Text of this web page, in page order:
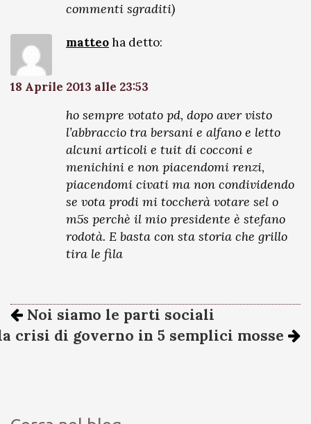
commenti sgraditi)
matteoha detto:
18 Aprile 2013 alle 23:53
ho sempre votato pd, dopo aver visto
l’abbraccio tra bersani e alfano e letto
alcuni articoli e tuit di cocconi e
menichini e non piacendomi renzi,
piacendomi civati ma non condividendo
se vota prodi mi toccherà votare sel o
m5s perchè il mio presidente è stefano
rodotà. E basta con sta storia che grillo
tira le fila
Noi siamo le parti sociali
crisi di governo in 5 semplici mosse